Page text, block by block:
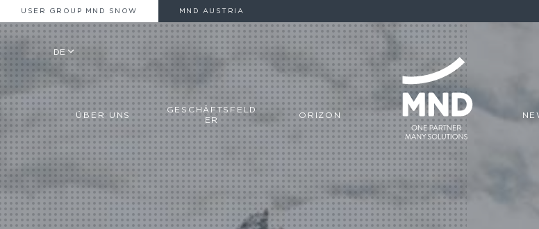
USER GROUP MND SNOW MND AUSTRIA
DE
ÜBER UNS
GESCHÄFTSFELD
ER
ORIZON